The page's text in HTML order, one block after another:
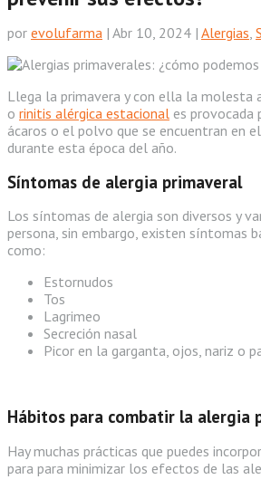
por evolufarma | Abr 10, 2024 | Alergias
Llega la primavera y con ella la molesta
o rinitis alérgica estacional es provocada
ácaros o el polvo que se encuentran en
durante esta época del año.
Síntomas de alergia primaveral
Los síntomas de alergia son diversos y
persona, sin embargo, existen síntomas
como:
Estornudos
Tos
Lagrimeo
Secreción nasal
Picor en la garganta, ojos, nariz o
Hábitos para combatir la alergia
Hay muchas prácticas que puedes
para para minimizar los efectos de las